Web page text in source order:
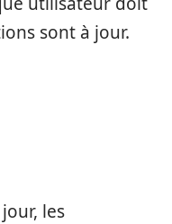
sont à jour.
les